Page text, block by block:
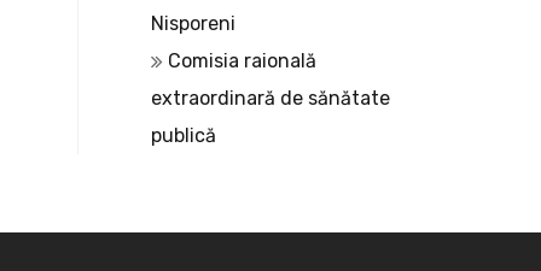
Nisporeni
Comisia raională
extraordinară de sănătate
publică